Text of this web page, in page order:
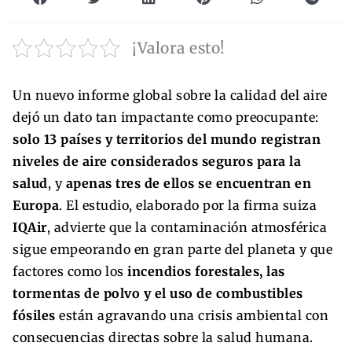
¡Valora esto!
Un nuevo informe global sobre la calidad del aire
dejó un dato tan impactante como preocupante:
solo 13 países y territorios del mundo registran
niveles de aire considerados seguros para la
salud, y apenas tres de ellos se encuentran en
Europa. El estudio, elaborado por la firma suiza
IQAir, advierte que la contaminación atmosférica
sigue empeorando en gran parte del planeta y que
factores como los incendios forestales, las
tormentas de polvo y el uso de combustibles
fósiles están agravando una crisis ambiental con
consecuencias directas sobre la salud humana.